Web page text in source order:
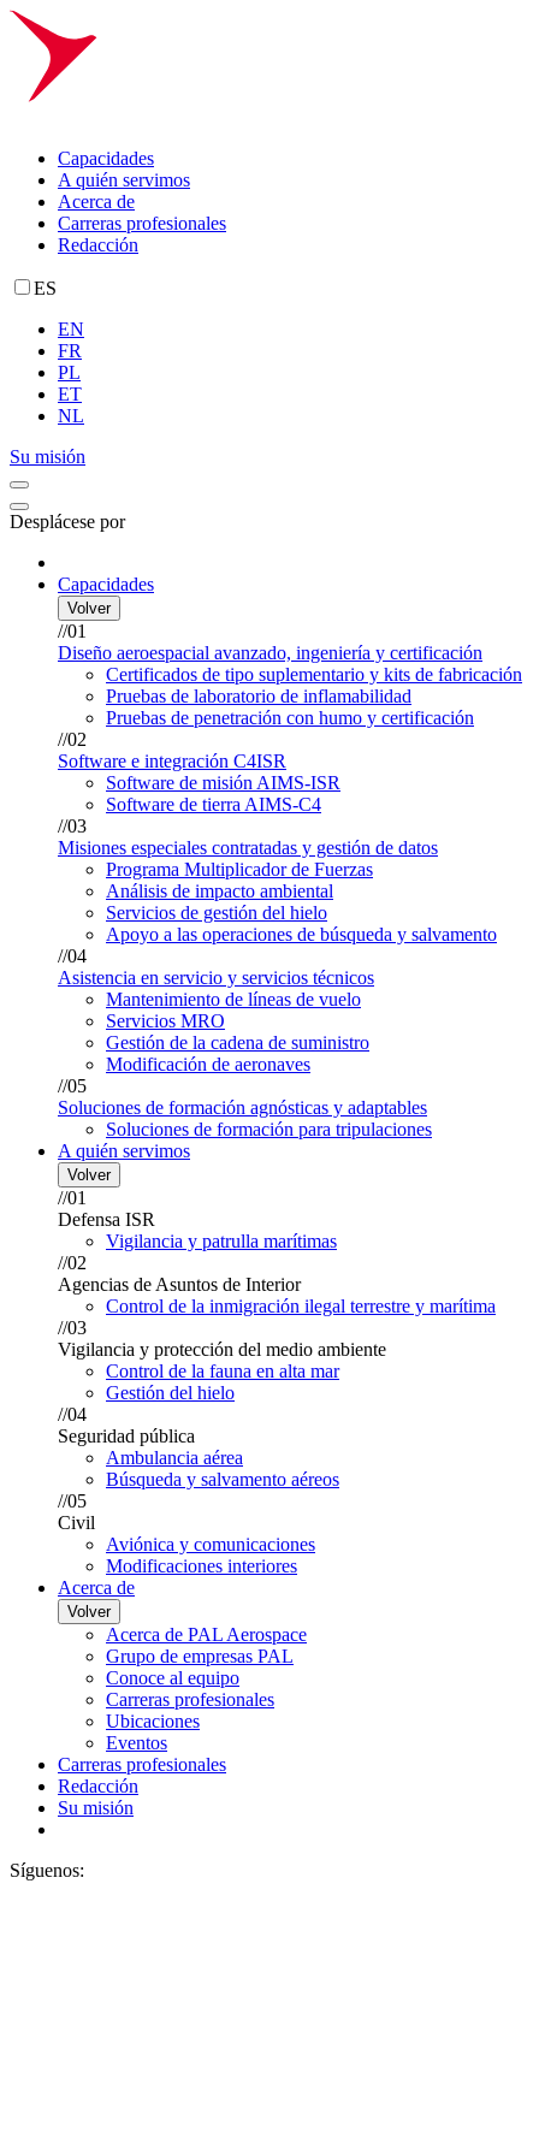
Capacidades
A quién servimos
Acerca de
Carreras profesionales
Redacción
ES
EN
FR
PL
ET
NL
Su misión
Desplácese por
Capacidades
Volver
//01
Diseño aeroespacial avanzado, ingeniería y certificación
Certificados de tipo suplementario y kits de fabricación
Pruebas de laboratorio de inflamabilidad
Pruebas de penetración con humo y certificación
//02
Software e integración C4ISR
Software de misión AIMS-ISR
Software de tierra AIMS-C4
//03
Misiones especiales contratadas y gestión de datos
Programa Multiplicador de Fuerzas
Análisis de impacto ambiental
Servicios de gestión del hielo
Apoyo a las operaciones de búsqueda y salvamento
//04
Asistencia en servicio y servicios técnicos
Mantenimiento de líneas de vuelo
Servicios MRO
Gestión de la cadena de suministro
Modificación de aeronaves
//05
Soluciones de formación agnósticas y adaptables
Soluciones de formación para tripulaciones
A quién servimos
Volver
//01
Defensa ISR
Vigilancia y patrulla marítimas
//02
Agencias de Asuntos de Interior
Control de la inmigración ilegal terrestre y marítima
//03
Vigilancia y protección del medio ambiente
Control de la fauna en alta mar
Gestión del hielo
//04
Seguridad pública
Ambulancia aérea
Búsqueda y salvamento aéreos
//05
Civil
Aviónica y comunicaciones
Modificaciones interiores
Acerca de
Volver
Acerca de PAL Aerospace
Grupo de empresas PAL
Conoce al equipo
Carreras profesionales
Ubicaciones
Eventos
Carreras profesionales
Redacción
Su misión
Síguenos: